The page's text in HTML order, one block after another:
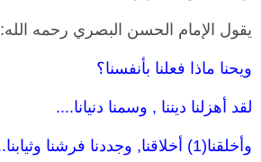
يقول الإمام الحسن البصري رحمه الله:
ويحنا ماذا فعلنا بأنفسنا؟
لقد أهزلنا ديننا , وسمنا دنيانا....
وأخلقنا(1) أخلاقنا, وجددنا فرشنا وثيابنا....